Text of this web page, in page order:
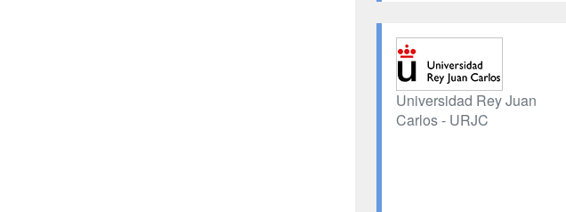
Universidad Rey Juan
Carlos - URJC